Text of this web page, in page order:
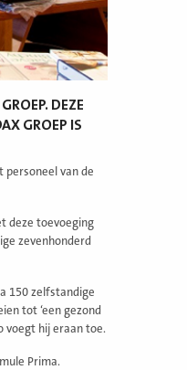
DEZE
GROEP IS
personeel van de
deze toevoeging
zevenhonderd
150 zelfstandige
tot ‘een gezond
voegt hij eraan toe.
Prima.